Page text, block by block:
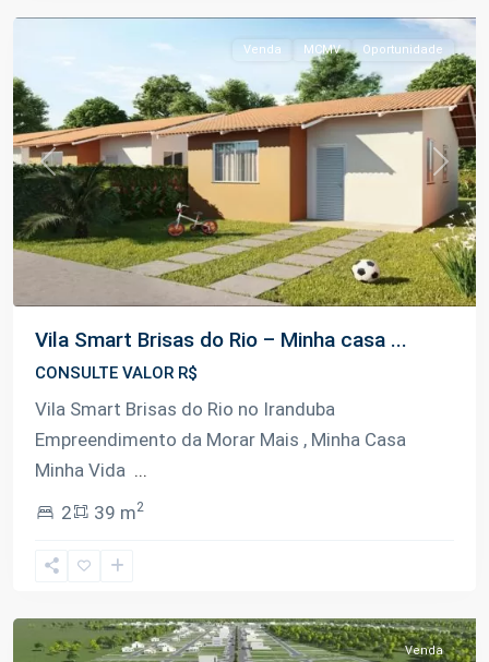
Previous Next
Venda MCMV Oportunidade
Vila Smart Brisas do Rio – Minha casa ...
CONSULTE VALOR R$
Vila Smart Brisas do Rio no Iranduba
Empreendimento da Morar Mais , Minha Casa
Minha Vida ...
2
39 m2
Km
Rodovia
Braga,
Venda